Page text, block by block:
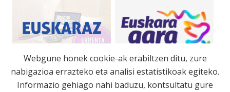
Webgune honek cookie-ak erabiltzen ditu, zure
nabigazioa errazteko eta analisi estatistikoak egiteko.
Informazio gehiago nahi baduzu, kontsultatu gure